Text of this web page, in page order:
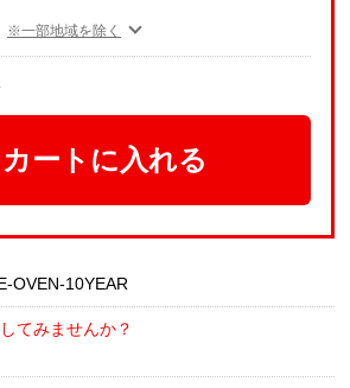
※一部地域を除く
カートに入れる
OVEN-10YEAR
てみませんか？